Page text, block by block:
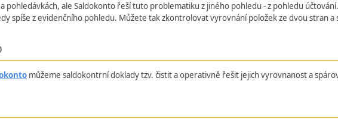
pohledávkách, ale Saldokonto řeší tuto problematiku z jiného pohledu - z pohledu
spíše z evidenčního pohledu. Můžete tak zkontrolovat vyrovnání položek ze dvou stran
můžeme saldokontrní doklady tzv. čistit a operativně řešit jejich vyrovnanost a